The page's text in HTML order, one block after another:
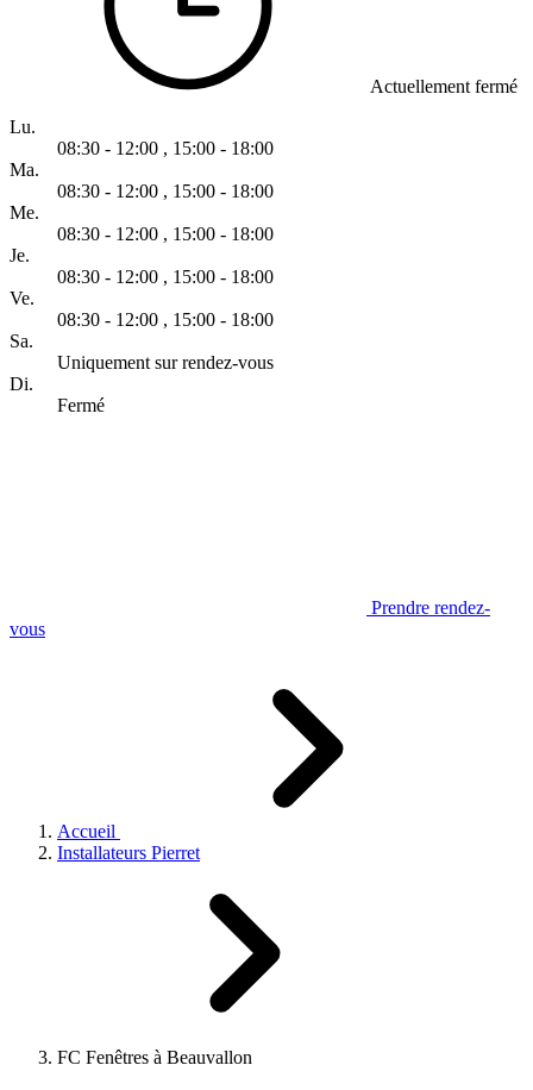
Actuellement fermé
Lu.
08:30 - 12:00 , 15:00 - 18:00
Ma.
08:30 - 12:00 , 15:00 - 18:00
Me.
08:30 - 12:00 , 15:00 - 18:00
Je.
08:30 - 12:00 , 15:00 - 18:00
Ve.
08:30 - 12:00 , 15:00 - 18:00
Sa.
Uniquement sur rendez-vous
Di.
Fermé
Prendre rendez-
vous
Accueil
Installateurs Pierret
FC Fenêtres à Beauvallon